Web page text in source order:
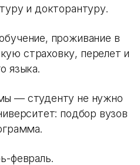
и докторантуру.
проживание в
страховку, перелет и
языка.
— студенту не нужно
подбор вузов
февраль.